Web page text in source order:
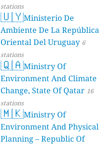
stations
🇺🇾Ministerio De
Ambiente De La República
Oriental Del Uruguay 6
stations
🇶🇦Ministry Of
Environment And Climate
Change, State Of Qatar 16
stations
🇲🇰Ministry Of
Environment And Physical
Planning – Republic Of